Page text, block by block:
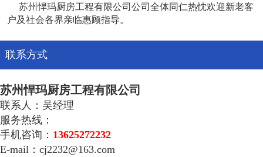
苏州悍玛厨房工程有限公司公司全体同仁热忱欢迎新老客
户及社会各界亲临惠顾指导。
联系方式
苏州悍玛厨房工程有限公司
联系人：吴经理
服务热线：
手机咨询： 13625272232
E-mail：cj2232@163.com